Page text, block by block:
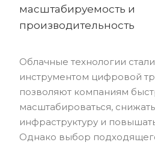
масштабируемость и
производительность
Облачные технологии
инструментом цифровой
позволяют компаниям
масштабироваться,
инфраструктуру и
Однако выбор